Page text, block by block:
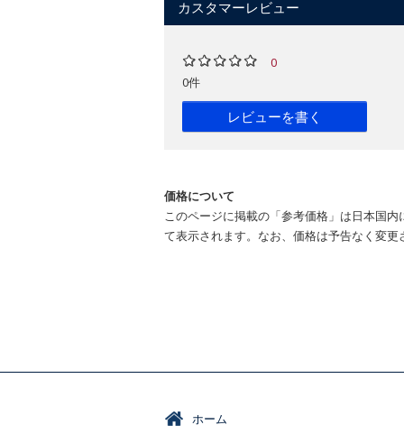
カスタマーレビュー
0
0件
レビューを書く
価格について
このページに掲載の「参考価格」は日本国
て表示されます。なお、価格は予告なく変
ホーム